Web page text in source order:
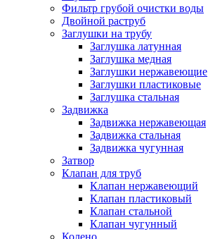
Фильтр грубой очистки воды
Двойной раструб
Заглушки на трубу
Заглушка латунная
Заглушка медная
Заглушки нержавеющие
Заглушки пластиковые
Заглушка стальная
Задвижка
Задвижка нержавеющая
Задвижка стальная
Задвижка чугунная
Затвор
Клапан для труб
Клапан нержавеющий
Клапан пластиковый
Клапан стальной
Клапан чугунный
Колено